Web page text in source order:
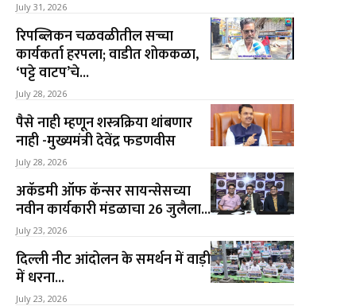
July 31, 2026
रिपब्लिकन चळवळीतील सच्चा
कार्यकर्ता हरपला; वाडीत शोककळा,
‘पट्टे वाटप’चे...
July 28, 2026
पैसे नाही म्हणून शस्त्रक्रिया थांबणार
नाही -मुख्यमंत्री देवेंद्र फडणवीस
July 28, 2026
अकॅडमी ऑफ कॅन्सर सायन्सेसच्या
नवीन कार्यकारी मंडळाचा 26 जुलैला...
July 23, 2026
दिल्ली नीट आंदोलन के समर्थन में वाड़ी
में धरना...
July 23, 2026